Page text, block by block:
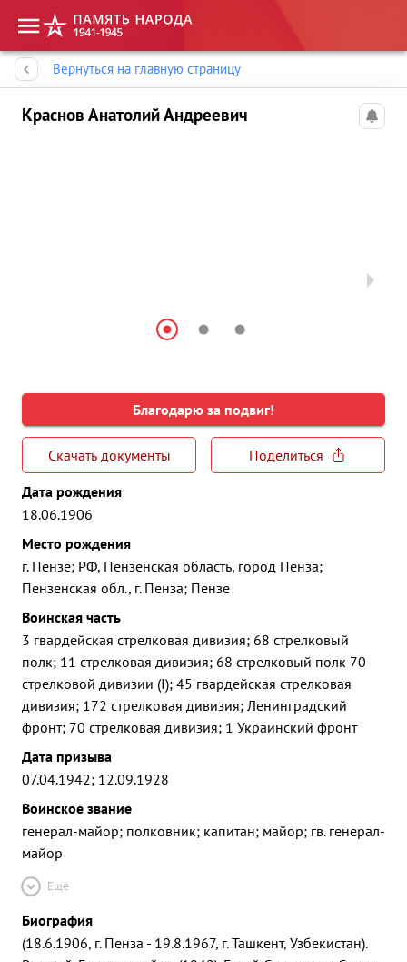
Вернуться на главную страницу
Краснов Анатолий Андреевич
Благодарю за подвиг!
Скачать документы
Поделиться
Дата рождения
18.06.1906
Место рождения
г. Пензе; РФ, Пензенская область, город Пенза;
Пензенская обл., г. Пенза; Пензе
Воинская часть
3 гвардейская стрелковая дивизия; 68 стрелковый
полк; 11 стрелковая дивизия; 68 стрелковый полк 70
стрелковой дивизии (I); 45 гвардейская стрелковая
дивизия; 172 стрелковая дивизия; Ленинградский
фронт; 70 стрелковая дивизия; 1 Украинский фронт
Дата призыва
07.04.1942; 12.09.1928
Воинское звание
генерал-майор; полковник; капитан; майор; гв. генерал-
майор
Ещё
Биография
(18.6.1906, г. Пенза - 19.8.1967, г. Ташкент, Узбекистан).
Память народа